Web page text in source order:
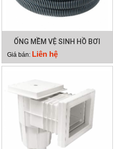
ỐNG MỀM VỆ SINH HỒ BƠI
12M 2 LỚP
Giá bán: Liên hệ